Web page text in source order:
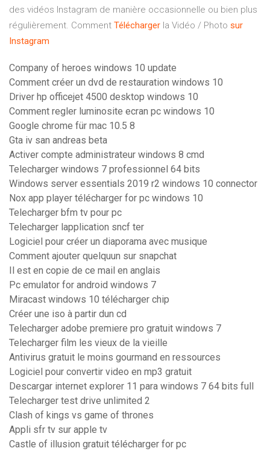
des vidéos Instagram de manière occasionnelle ou bien plus
régulièrement. Comment Télécharger la Vidéo / Photo sur
Instagram
Company of heroes windows 10 update
Comment créer un dvd de restauration windows 10
Driver hp officejet 4500 desktop windows 10
Comment regler luminosite ecran pc windows 10
Google chrome für mac 10.5 8
Gta iv san andreas beta
Activer compte administrateur windows 8 cmd
Telecharger windows 7 professionnel 64 bits
Windows server essentials 2019 r2 windows 10 connector
Nox app player télécharger for pc windows 10
Telecharger bfm tv pour pc
Telecharger lapplication sncf ter
Logiciel pour créer un diaporama avec musique
Comment ajouter quelquun sur snapchat
Il est en copie de ce mail en anglais
Pc emulator for android windows 7
Miracast windows 10 télécharger chip
Créer une iso à partir dun cd
Telecharger adobe premiere pro gratuit windows 7
Telecharger film les vieux de la vieille
Antivirus gratuit le moins gourmand en ressources
Logiciel pour convertir video en mp3 gratuit
Descargar internet explorer 11 para windows 7 64 bits full
Telecharger test drive unlimited 2
Clash of kings vs game of thrones
Appli sfr tv sur apple tv
Castle of illusion gratuit télécharger for pc